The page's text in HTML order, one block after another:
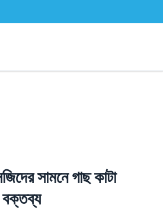
সামনে গাছ কাটা
বক্তব্য